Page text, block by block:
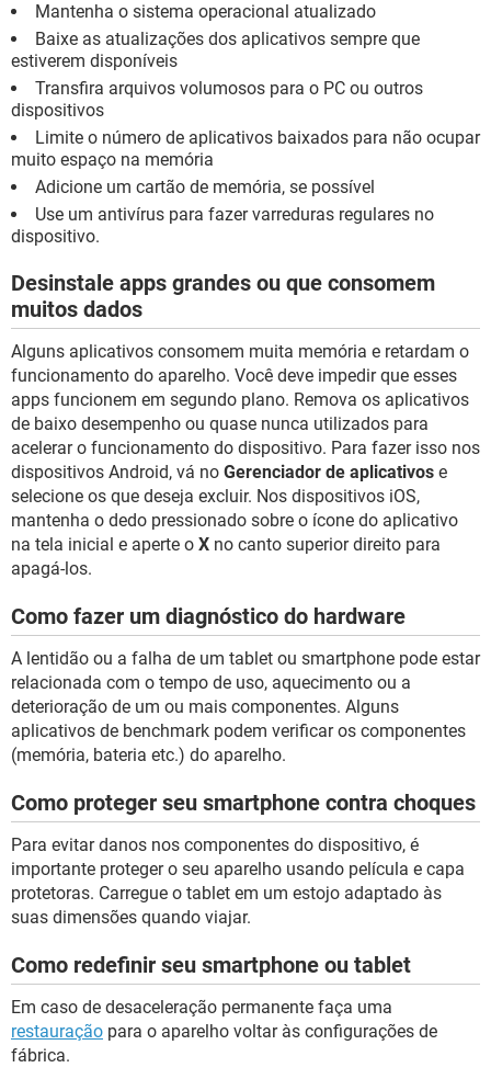
Mantenha o sistema operacional atualizado
Baixe as atualizações dos aplicativos sempre que
estiverem disponíveis
Transfira arquivos volumosos para o PC ou outros
dispositivos
Limite o número de aplicativos baixados para não ocupar
muito espaço na memória
Adicione um cartão de memória, se possível
Use um antivírus para fazer varreduras regulares no
dispositivo.
Desinstale apps grandes ou que consomem
muitos dados
Alguns aplicativos consomem muita memória e retardam o
funcionamento do aparelho. Você deve impedir que esses
apps funcionem em segundo plano. Remova os aplicativos
de baixo desempenho ou quase nunca utilizados para
acelerar o funcionamento do dispositivo. Para fazer isso nos
dispositivos Android, vá no Gerenciador de aplicativos e
selecione os que deseja excluir. Nos dispositivos iOS,
mantenha o dedo pressionado sobre o ícone do aplicativo
na tela inicial e aperte o X no canto superior direito para
apagá-los.
Como fazer um diagnóstico do hardware
A lentidão ou a falha de um tablet ou smartphone pode estar
relacionada com o tempo de uso, aquecimento ou a
deterioração de um ou mais componentes. Alguns
aplicativos de benchmark podem verificar os componentes
(memória, bateria etc.) do aparelho.
Como proteger seu smartphone contra choques
Para evitar danos nos componentes do dispositivo, é
importante proteger o seu aparelho usando película e capa
protetoras. Carregue o tablet em um estojo adaptado às
suas dimensões quando viajar.
Como redefinir seu smartphone ou tablet
Em caso de desaceleração permanente faça uma
restauração para o aparelho voltar às configurações de
fábrica.